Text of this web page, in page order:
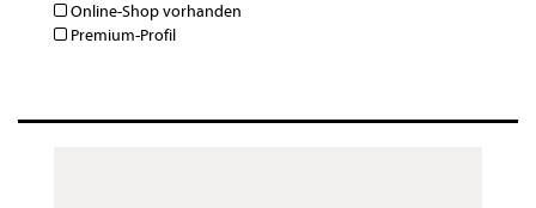
Online-Shop vorhanden
Premium-Profil